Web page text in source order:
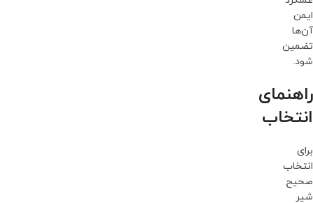
ایمن
آن‌ها
تضمین
شود.
راهنمای
انتخاب
برای
انتخاب
صحیح
شیر